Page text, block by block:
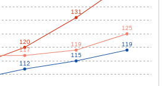
112
115
119
120
131
117
119
125